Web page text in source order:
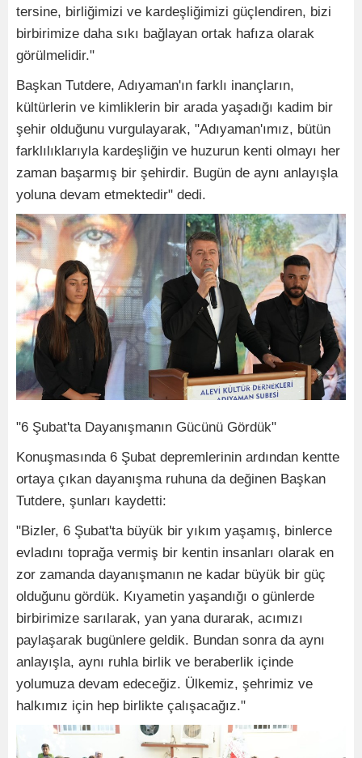
tersine, birliğimizi ve kardeşliğimizi güçlendiren, bizi
birbirimize daha sıkı bağlayan ortak hafıza olarak
görülmelidir."
Başkan Tutdere, Adıyaman'ın farklı inançların,
kültürlerin ve kimliklerin bir arada yaşadığı kadim bir
şehir olduğunu vurgulayarak, "Adıyaman'ımız, bütün
farklılıklarıyla kardeşliğin ve huzurun kenti olmayı her
zaman başarmış bir şehirdir. Bugün de aynı anlayışla
yoluna devam etmektedir" dedi.
"6 Şubat'ta Dayanışmanın Gücünü Gördük"
Konuşmasında 6 Şubat depremlerinin ardından kentte
ortaya çıkan dayanışma ruhuna da değinen Başkan
Tutdere, şunları kaydetti:
"Bizler, 6 Şubat'ta büyük bir yıkım yaşamış, binlerce
evladını toprağa vermiş bir kentin insanları olarak en
zor zamanda dayanışmanın ne kadar büyük bir güç
olduğunu gördük. Kıyametin yaşandığı o günlerde
birbirimize sarılarak, yan yana durarak, acımızı
paylaşarak bugünlere geldik. Bundan sonra da aynı
anlayışla, aynı ruhla birlik ve beraberlik içinde
yolumuza devam edeceğiz. Ülkemiz, şehrimiz ve
halkımız için hep birlikte çalışacağız."